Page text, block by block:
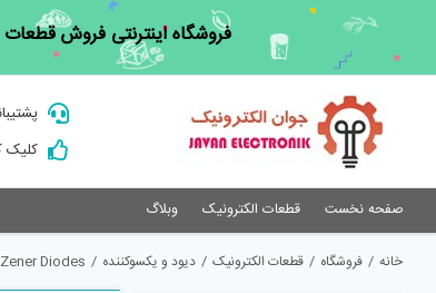
content
فروشگاه اینترنتی فروش قطعات
کلیک
صفحه نخست قطعات الکترونیک وبلاگ
خانه / فروشگاه / قطعات الکترونیک / دیود و یکسوکننده /
Zener Diodes